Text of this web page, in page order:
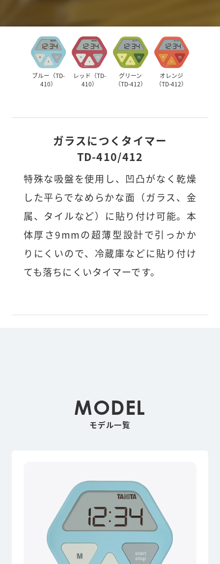
ブルー（TD-
410）
レッド（TD-
410）
グリーン
（TD-412）
オレンジ
（TD-412）
ガラスにつくタイマー
TD-410/412
特殊な吸盤を使用し、凹凸がなく乾燥
した平らでなめらかな面（ガラス、金
属、タイルなど）に貼り付け可能。本
体厚さ9mmの超薄型設計で引っかか
りにくいので、冷蔵庫などに貼り付け
ても落ちにくいタイマーです。
MODEL
モデル一覧